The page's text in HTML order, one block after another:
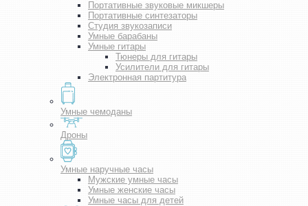
Портативные звуковые микшеры
Портативные синтезаторы
Студия звукозаписи
Умные барабаны
Умные гитары
Тюнеры для гитары
Усилители для гитары
Электронная партитура
Умные чемоданы
Дроны
Умные наручные часы
Мужские умные часы
Умные женские часы
Умные часы для детей